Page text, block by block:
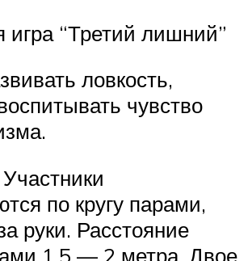
игра “Третий лишний”
ловкость,
чувство
по кругу парами,
руки. Расстояние
1,5 — 2 метра. Двое